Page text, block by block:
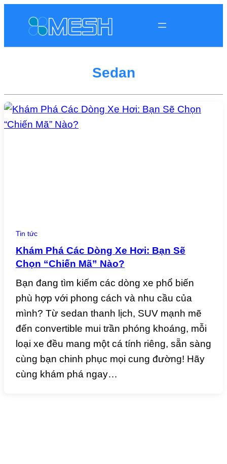
Sedan
Tin tức
Khám Phá Các Dòng Xe Hơi: Bạn Sẽ
Chọn “Chiến Mã” Nào?
Bạn đang tìm kiếm các dòng xe phổ biến
phù hợp với phong cách và nhu cầu của
mình? Từ sedan thanh lịch, SUV mạnh mẽ
đến convertible mui trần phóng khoáng, mỗi
loại xe đều mang một cá tính riêng, sẵn sàng
cùng bạn chinh phục mọi cung đường! Hãy
cùng khám phá ngay…